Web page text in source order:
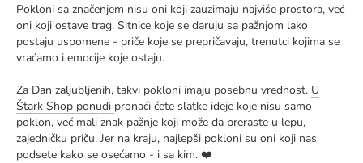
Pokloni sa značenjem nisu oni koji zauzimaju najviše prostora, već
oni koji ostave trag. Sitnice koje se daruju sa pažnjom lako
postaju uspomene - priče koje se prepričavaju, trenutci kojima se
vraćamo i emocije koje ostaju.
Za Dan zaljubljenih, takvi pokloni imaju posebnu vrednost. U
Štark Shop ponudi pronaći ćete slatke ideje koje nisu samo
poklon, već mali znak pažnje koji može da preraste u lepu,
zajedničku priču. Jer na kraju, najlepši pokloni su oni koji nas
podsete kako se osećamo - i sa kim. ❤️